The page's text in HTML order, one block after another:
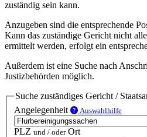
zuständig sein kann.
Anzugeben sind die entsprechende
Kann das zuständige Gericht nicht
ermittelt werden, erfolgt ein
Außerdem ist eine Suche nach
Justizbehörden möglich.
Suche zuständiges Gericht /
Angelegenheit
Auswahlhilfe
PLZ und / oderOrt